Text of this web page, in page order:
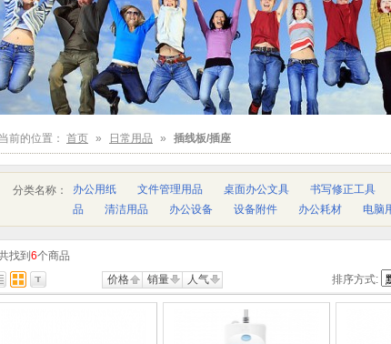
前的位置： 首页 » 日常用品 » 插线板/插座
分类名称： 办公用纸 文件管理用品 桌面办公文具 书写修正工具
品
清洁用品 办公设备 设备附件 办公耗材 电脑
找到 6个商品
价格
销量 人气 排序方式: